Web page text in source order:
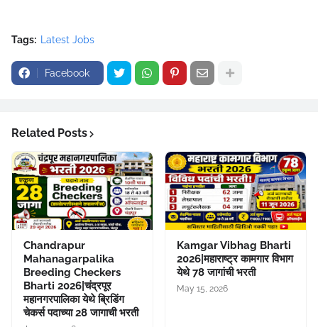
Tags: Latest Jobs
Facebook
Related Posts
Chandrapur
Mahanagarpalika
Breeding Checkers
Bharti 2026|चंद्रपूर
महानगरपालिका येथे ब्रिडिंग
चेकर्स पदाच्या 28 जागाची भरती
Kamgar Vibhag Bharti
2026|महाराष्ट्र कामगार विभाग
येथे 78 जागांची भरती
May 15, 2026